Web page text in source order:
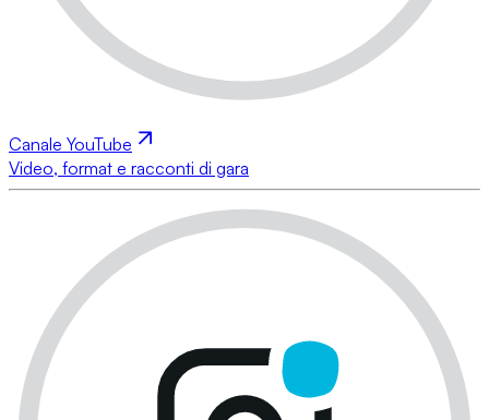
Canale YouTube
Video, format e racconti di gara